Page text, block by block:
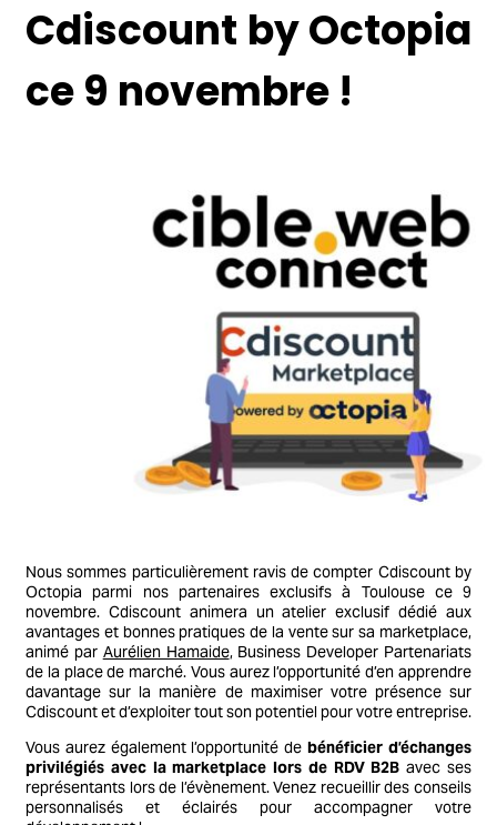
Cdiscount by Octopia
ce 9 novembre !
Nous sommes particulièrement ravis de compter Cdiscount by
Octopia parmi nos partenaires exclusifs à Toulouse ce 9
novembre. Cdiscount animera un atelier exclusif dédié aux
avantages et bonnes pratiques de la vente sur sa marketplace,
animé par Aurélien Hamaide, Business Developer Partenariats
de la place de marché. Vous aurez l’opportunité d’en apprendre
davantage sur la manière de maximiser votre présence sur
Cdiscount et d’exploiter tout son potentiel pour votre entreprise.
Vous aurez également l’opportunité debénéficier d’échanges
privilégiés avec la marketplace lors de RDV B2B avec ses
représentants lors de l’évènement. Venez recueillir des conseils
personnalisés et éclairés pour accompagner votre